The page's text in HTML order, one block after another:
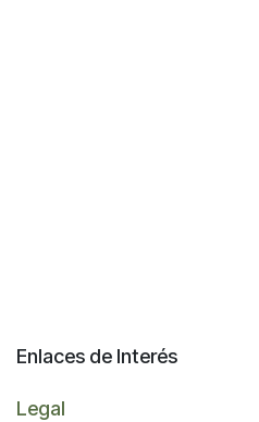
Enlaces de Interés
Legal